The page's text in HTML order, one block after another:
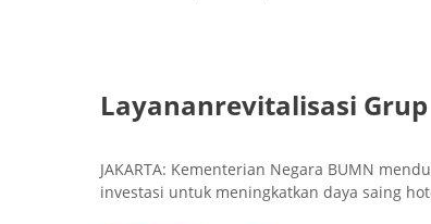
Layananrevitalisasi
JAKARTA: Kementerian Negara BUMN
investasi untuk meningkatkan daya saing